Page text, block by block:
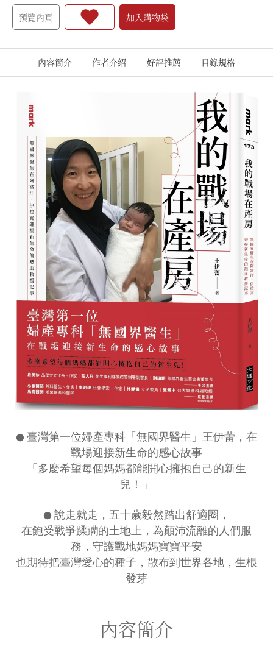
預覽內頁 加入購物袋
內容簡介 作者介紹 好評推薦 目錄規格
● 臺灣第一位婦產專科「無國界醫生」王伊蕾，在
戰場迎接新生命的感心故事
「多麼希望每個媽媽都能開心擁抱自己的新生
兒！」
● 說走就走，五十歲毅然踏出舒適圈，
在飽受戰爭蹂躪的土地上，為顛沛流離的人們服
務，守護戰地媽媽寶寶平安
也期待把臺灣愛心的種子，散布到世界各地，生根
發芽
內容簡介